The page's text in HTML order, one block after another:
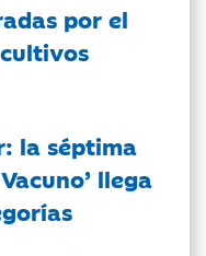
por el
la séptima
llega